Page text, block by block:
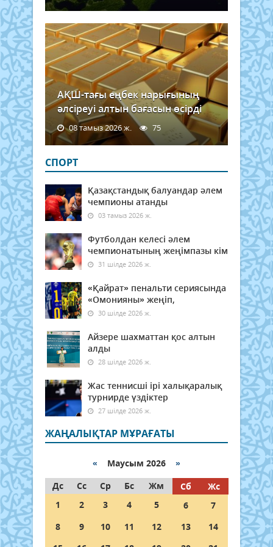
АҚШ-тағы еңбек нарығының
әлсіреуі алтын бағасын өсірді
08 тамыз 2026 ж. 75
СПОРТ
Қазақстандық балуандар әлем
чемпионы атанды
03 тамыз 2026 ж.
Футболдан келесі әлем
чемпионатының жеңімпазы кім
31 шілде 2026 ж.
«Қайрат» пенальти сериясында
«Омонияны» жеңіп,
30 шілде 2026 ж.
Айзере шахматтан қос алтын
алды
28 шілде 2026 ж.
Жас теннисші ірі халықаралық
турнирде үздіктер
27 шілде 2026 ж.
ЖАҢАЛЫҚТАР МҰРАҒАТЫ
« Маусым 2026 »
Дс
Сс Ср Бс Жм Сб
Жс
1
2 3 4 5 6
7
8
9 10 11 12 13
14